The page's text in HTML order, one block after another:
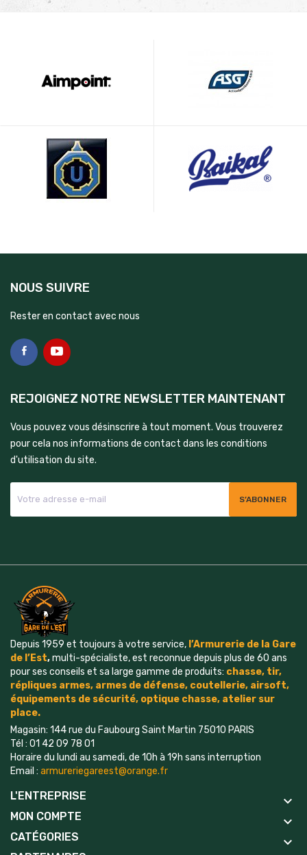
NOUS SUIVRE
Rester en contact avec nous
REJOIGNEZ NOTRE NEWSLETTER MAINTENANT
Vous pouvez vous désinscrire à tout moment. Vous trouverez
pour cela nos informations de contact dans les conditions
d'utilisation du site.
Depuis 1959 et toujours à votre service, l’Armurerie de la Gare
de l’Est,multi-spécialiste, est reconnue depuis plus de 60 ans
pour ses conseils et sa large gamme de produits: chasse, tir,
répliques armes, armes de défense, coutellerie, airsoft,
équipements de sécurité, optique chasse, atelier sur
place.
Magasin: 144 rue du Faubourg Saint Martin 75010 PARIS
Tél : 01 42 09 78 01
Horaire du lundi au samedi, de 10h à 19h sans interruption
Email : armureriegareest@orange.fr
L'ENTREPRISE keyboard_arrow_down
MON COMPTE keyboard_arrow_down
CATÉGORIES keyboard_arrow_down